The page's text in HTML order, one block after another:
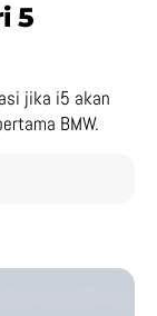
5
jika i5 akan
BMW.